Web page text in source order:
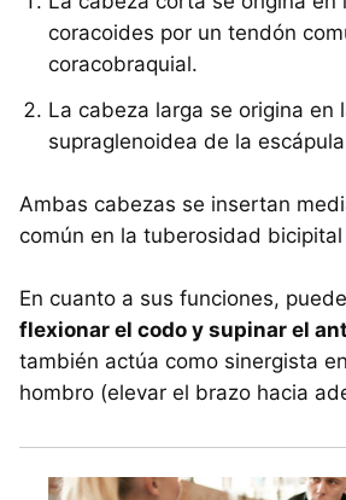
coracoides por un tendón
coracobraquial.
La cabeza larga se origina en
supraglenoidea de la
Ambas cabezas se insertan
común en la tuberosidad
En cuanto a sus funciones,
flexionar el codo y supinar el
también actúa como sinergista
hombro (elevar el brazo hacia